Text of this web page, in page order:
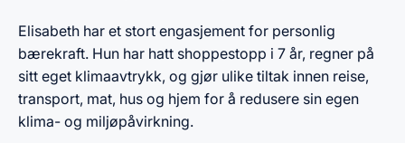
Elisabeth har et stort engasjement for personlig
bærekraft. Hun har hatt shoppestopp i 7 år, regner på
sitt eget klimaavtrykk, og gjør ulike tiltak innen reise,
transport, mat, hus og hjem for å redusere sin egen
klima- og miljøpåvirkning.